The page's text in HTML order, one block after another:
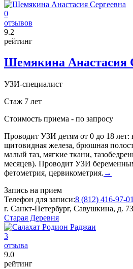
0
отзывов
9.2
рейтинг
Шемякина Анастасия
УЗИ-специалист
Стаж 7 лет
Стоимость приема - по запросу
Проводит УЗИ детям от 0 до 18 лет:
щитовидная железа, брюшная
малый таз, мягкие ткани,
месяцев). Проводит УЗИ
фетометрия, цервикометрия. →
Запись на прием
Телефон для записи:8 (812) 416-97-01
г. Санкт-Петербург, Савушкина, д.
Старая Деревня
3
отзыва
9.0
рейтинг